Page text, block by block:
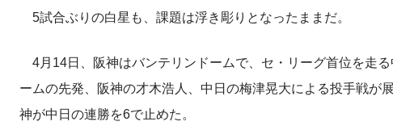
5試合ぶりの白星も、課題は浮き彫りとなったままだ。
4月14日、阪神はバンテリンドームで、セ・リーグ首位を走
ームの先発、阪神の才木浩人、中日の梅津晃大による投手戦が
神が中日の連勝を6で止めた。